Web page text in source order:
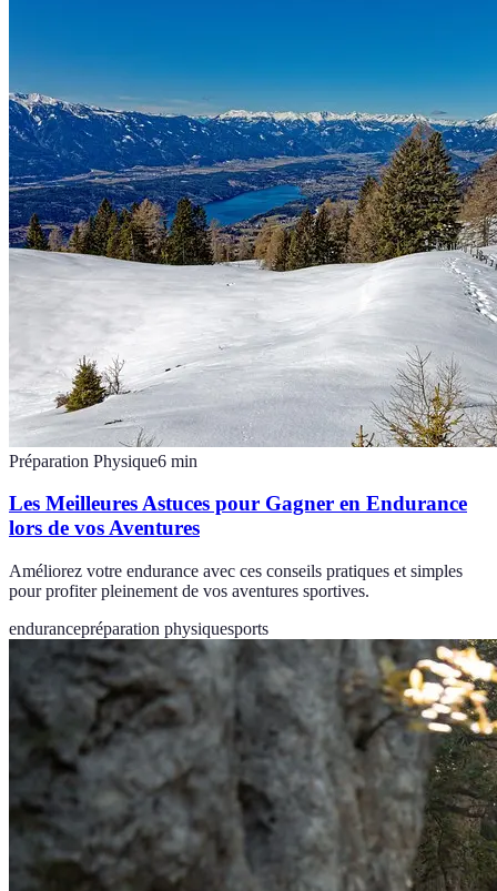
Préparation Physique6 min
Les Meilleures Astuces pour Gagner en Endurance
lors de vos Aventures
Améliorez votre endurance avec ces conseils pratiques et simples
pour profiter pleinement de vos aventures sportives.
endurancepréparation physiquesports